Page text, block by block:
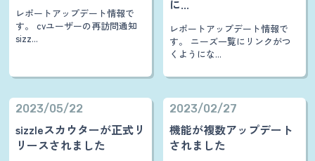
レポートアップデート情報で
す。 cvユーザーの再訪問通知
sizz...
に...
レポートアップデート情報で
す。 ニーズ一覧にリンクがつ
くようにな...
2023/05/22
sizzleスカウターが正式リ
リースされました
2023/02/27
機能が複数アップデート
されました